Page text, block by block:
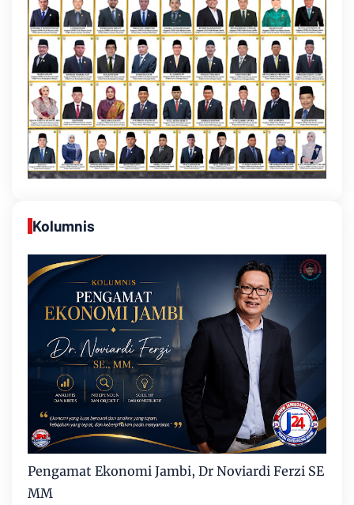
Kolumnis
Pengamat Ekonomi Jambi, Dr Noviardi Ferzi SE
MM